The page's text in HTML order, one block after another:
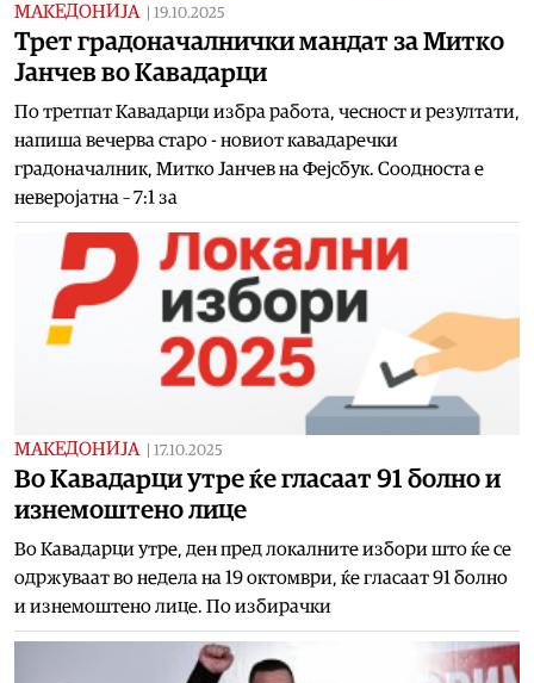
МАКЕДОНИЈА 19.10.2025
Трет градоначалнички мандат за Митко
Јанчев во Кавадарци
По третпат Кавадарци избра работа, чесност и резултати,
напиша вечерва старо - новиот кавадаречки
градоначалник, Митко Јанчев на Фејсбук. Соодноста е
неверојатна – 7:1 за
МАКЕДОНИЈА 17.10.2025
Во Кавадарци утре ќе гласаат 91 болно и
изнемоштено лице
Во Кавадарци утре, ден пред локалните избори што ќе се
одржуваат во недела на 19 октомври, ќе гласаат 91 болно
и изнемоштено лице. По избирачки